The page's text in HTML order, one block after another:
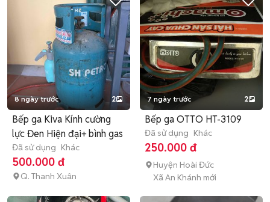
8 ngày trước 2
Bếp ga Kiva Kính cường
lực Đen Hiện đại+ bình gas
Đã sử dụng Khác
500.000 đ
Q. Thanh Xuân
7 ngày trước 2
Bếp ga OTTO HT-3109
Đã sử dụng Khác
250.000 đ
Huyện Hoài Đức
Xã An Khánh mới